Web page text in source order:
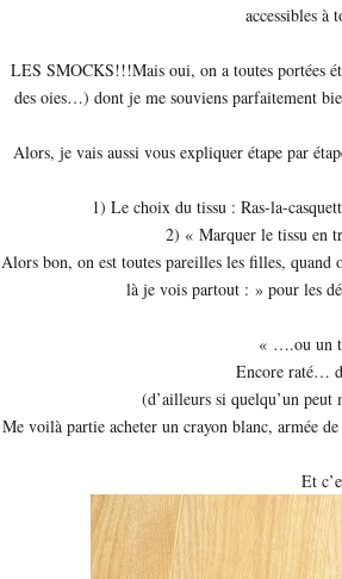
accessibles à
LES SMOCKS!!!Mais oui, on a toutes portées
des oies…) dont je me souviens parfaitement
Alors, je vais aussi vous expliquer étape par
1) Le choix du tissu : Ras-la-
2) « Marquer le tissu en
Alors bon, on est toutes pareilles les filles,
là je vois partout : » pour les
« ….ou un
Encore raté…
(d’ailleurs si quelqu’un
Me voilà partie acheter un crayon blanc, armée
Et